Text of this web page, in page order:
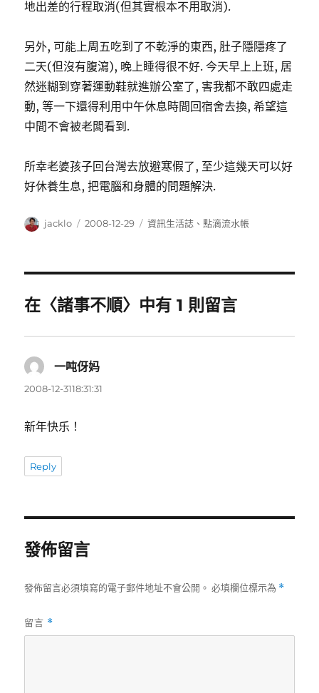
地出差的行程取消(但其實根本不用取消).
另外, 可能上周五吃到了不乾淨的東西, 肚子隱隱疼了
二天(但沒有腹瀉), 晚上睡得很不好. 今天早上上班, 居
然迷糊到穿著運動鞋就進辦公室了, 害我都不敢四處走
動, 等一下還得利用中午休息時間回宿舍去換, 希望這
中間不會被老闆看到.
所幸老婆孩子回台灣去放避寒假了, 至少這幾天可以好
好休養生息, 把電腦和身體的問題解決.
作
jacklo
發
2008-12-29
分
資訊生活誌 、點滴流水帳
在〈諸事不順〉中有 1 則留言
一吨伢妈
示:
2008-12-3118:31:31
新年快乐！
Reply
發佈留言
發佈留言必須填寫的電子郵件地址不會公開。 必填欄位標示為 *
留言 *